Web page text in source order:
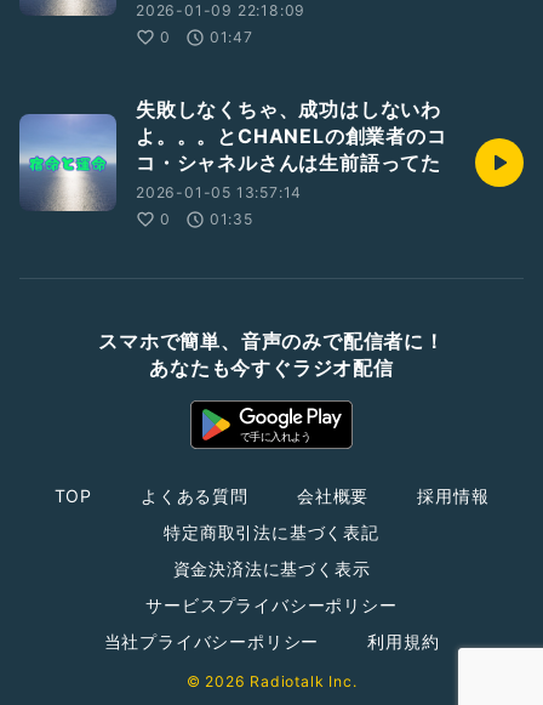
2026-01-09 22:18:09
0
01:47
失敗しなくちゃ、成功はしないわ
よ。。。とCHANELの創業者のコ
コ・シャネルさんは生前語ってた
2026-01-05 13:57:14
0
01:35
スマホで簡単、音声のみで配信者に！
あなたも今すぐラジオ配信
TOP よくある質問 会社概要
採用情報
特定商取引法に基づく表記
資金決済法に基づく表示
サービスプライバシーポリシー
当社プライバシーポリシー
利用規約
© 2026 Radiotalk Inc.